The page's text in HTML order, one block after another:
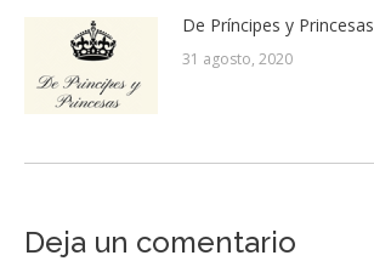
De Príncipes y Princesas
31 agosto, 2020
Deja un comentario